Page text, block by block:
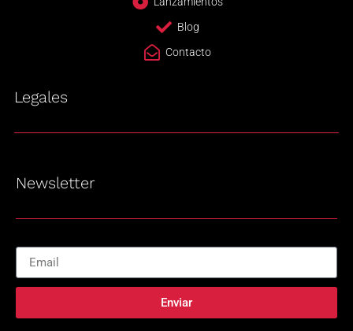
Blog
Contacto
Legales
Newsletter
Enviar